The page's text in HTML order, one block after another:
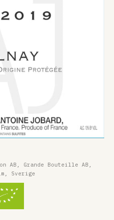
AB, Grande Bouteille AB,
Sverige